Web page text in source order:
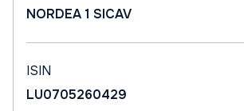
NORDEA 1 SICAV
ISIN
LU0705260429